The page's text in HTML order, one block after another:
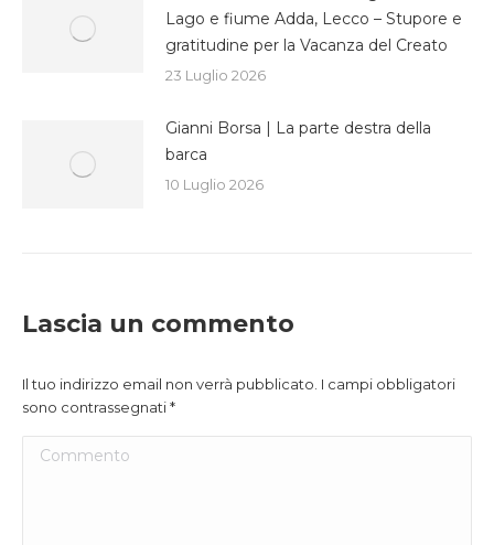
Lago e fiume Adda, Lecco – Stupore e
gratitudine per la Vacanza del Creato
23 Luglio 2026
Gianni Borsa | La parte destra della
barca
10 Luglio 2026
Lascia un commento
Il tuo indirizzo email non verrà pubblicato. I campi obbligatori
sono contrassegnati*
Commento